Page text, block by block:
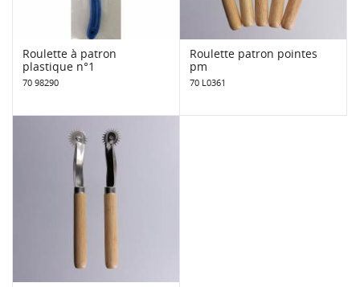
Roulette à patron
plastique n°1
70 98290
Roulette patron pointes
pm
70 L0361